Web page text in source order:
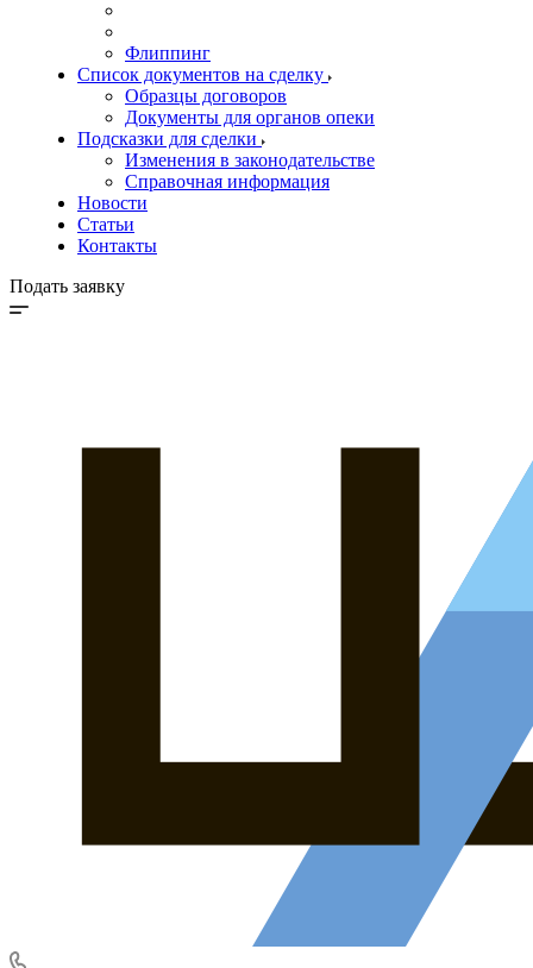
Флиппинг
Список документов на сделку
Образцы договоров
Документы для органов опеки
Подсказки для сделки
Изменения в законодательстве
Справочная информация
Новости
Статьи
Контакты
Подать заявку